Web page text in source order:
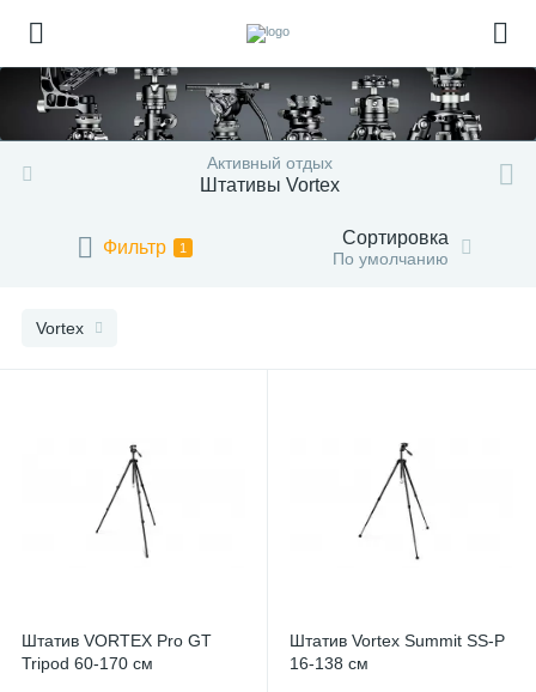
Активный отдых
Штативы Vortex
Фильтр 1 Сортировка
По умолчанию
Vortex
Штатив VORTEX Pro GT
Tripod 60-170 см
Штатив Vortex Summit SS-P
16-138 см